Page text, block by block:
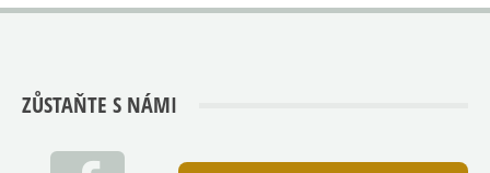
ZŮSTAŇTE S NÁMI